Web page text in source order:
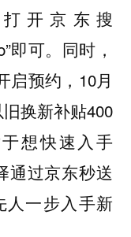
开京东搜
即可。同时，
启预约，10月
换新补贴400
想快速入手
通过京东秒送
人一步入手新